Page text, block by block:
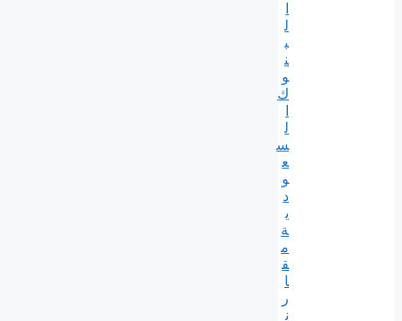
ل
ب
ن
و
ك
ل
س
ع
و
د
ي
ة
م
ق
ا
ر
ن